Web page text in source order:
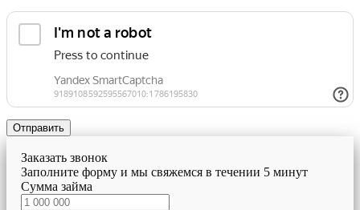
Отправить
Заказать звонок
Заполните форму и мы свяжемся в течении 5 минут
Сумма займа